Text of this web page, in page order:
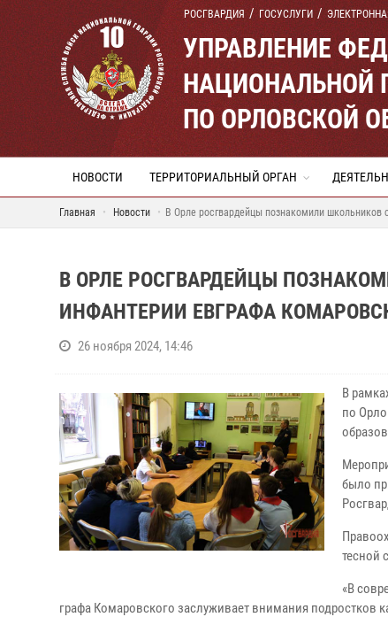
РОСГВАРДИЯ ГОСУСЛУГИ
УПРАВЛЕНИЕ
НАЦИОНАЛЬНОЙ
ПО ОРЛОВСКОЙ
НОВОСТИ ТЕРРИТОРИАЛЬНЫЙ ОРГАН
Главная Новости В Орле росгвардейцы познакомили школьников
В ОРЛЕ РОСГВАРДЕЙЦЫ
ИНФАНТЕРИИ ЕВГРАФА
26 ноября 2024, 14:46
В
по
было
тесной
«В
графа Комаровского заслуживает внимания